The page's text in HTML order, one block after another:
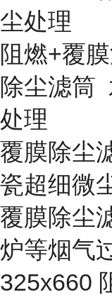
尘处理
阻燃+覆
除尘滤筒
处理
覆膜除尘
瓷超细微
覆膜除尘
炉等烟气
325x660